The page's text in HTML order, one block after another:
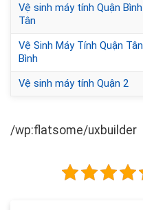
Vệ sinh máy tính Quận Bình
Tân
Vệ Sinh Máy Tính Quận Tân
Bình
Vệ sinh máy tính Quận 2
/wp:flatsome/uxbuilder